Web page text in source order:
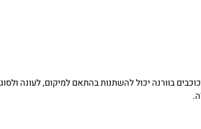
המחיר של לילה במלון יוקרה 5 כוכבים בוורנה יכול להשתנות בהתאם למיקום,